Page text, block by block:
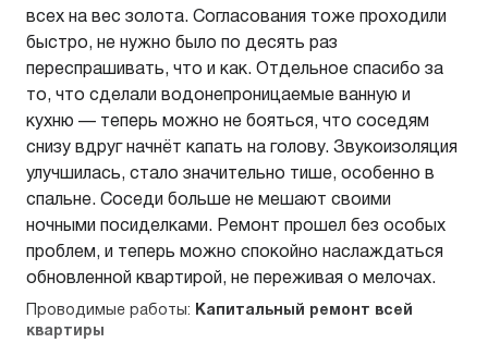
всех на вес золота. Согласования тоже проходили
быстро, не нужно было по десять раз
переспрашивать, что и как. Отдельное спасибо за
то, что сделали водонепроницаемые ванную и
кухню — теперь можно не бояться, что соседям
снизу вдруг начнёт капать на голову. Звукоизоляция
улучшилась, стало значительно тише, особенно в
спальне. Соседи больше не мешают своими
ночными посиделками. Ремонт прошел без особых
проблем, и теперь можно спокойно наслаждаться
обновленной квартирой, не переживая о мелочах.
Проводимые работы:
Капитальный ремонт всей
квартиры